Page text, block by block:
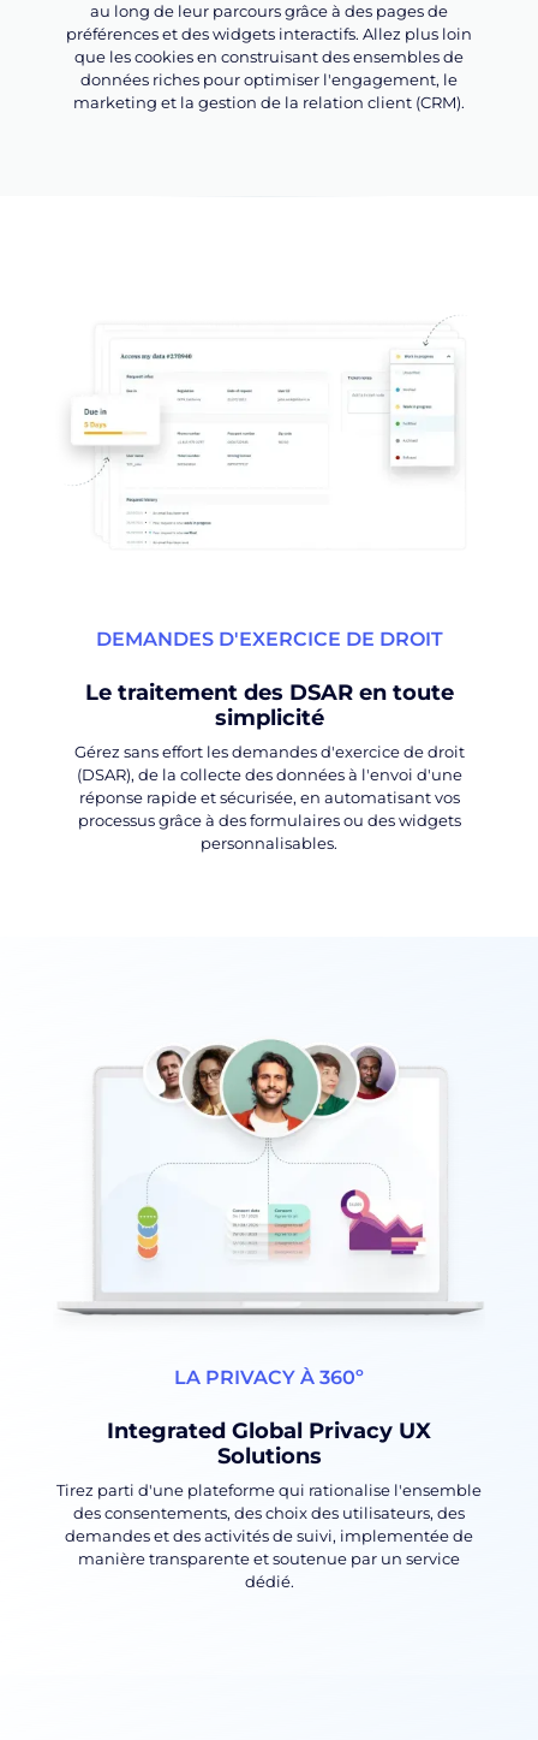
au long de leur parcours grâce à des pages de
préférences et des widgets interactifs. Allez plus loin
que les cookies en construisant des ensembles de
données riches pour optimiser l'engagement, le
marketing et la gestion de la relation client (CRM).
DEMANDES D'EXERCICE DE DROIT
Le traitement des DSAR en toute
simplicité
Gérez sans effort les demandes d'exercice de droit
(DSAR), de la collecte des données à l'envoi d'une
réponse rapide et sécurisée, en automatisant vos
processus grâce à des formulaires ou des widgets
personnalisables.
LA PRIVACY À 360º
Integrated Global Privacy UX
Solutions
Tirez parti d'une plateforme qui rationalise l'ensemble
des consentements, des choix des utilisateurs, des
demandes et des activités de suivi, implementée de
manière transparente et soutenue par un service
dédié.